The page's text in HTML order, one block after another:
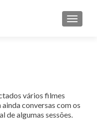
vários filmes
conversas com os
de algumas sessões.